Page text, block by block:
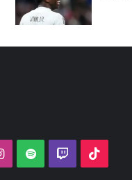
Instagram
Spotify Twitch